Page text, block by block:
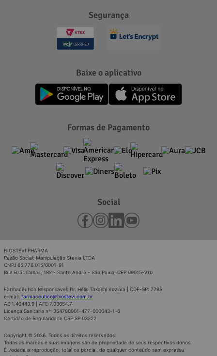
Referências Bibliográficas:
Segurança
Baixe o aplicativo
Formas de Pagamento
Social
BIOSTÉVI PHARMA
Razão Social: Manipulação Stevia LTDA
CNPJ 65.776.015/0001-91
Rua Brás Cubas, 182 - Santo André - São Paulo, CEP 09015-210
Farmacêutico Responsável: Dr. Hélio Takashi Kozima | CDF-SP: 7795
e-mail: farmaceutico@biostevi.com.br
AE:1.40443.9 | AFE:7.03654.7
Licença Sanitária nº: 354780901-477-000043-1-6
Certidão de Regularidade CRF SP 03322
Copyright © 2026. Todos os direitos reservados.
Todas as marcas e suas imagens são de propriedade de seus respectivos donos.
É vedada a reprodução, total ou parcial, de qualquer conteúdo sem expressa